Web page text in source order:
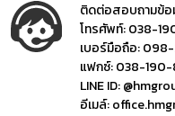
ติดต่อสอบถามข้อ
โทรศัพท์:038-
เบอร์มือถือ:
แฟกซ์:038-
LINE ID:
อีเมล์: